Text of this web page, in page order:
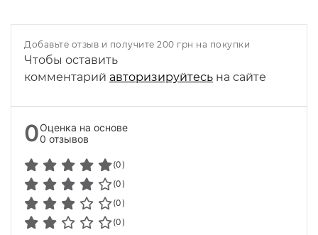
Добавьте отзыв и получите 200 грн на покупки
Чтобы оставить
комментарий авторизируйтесь на сайте
0Оценка на основе
0 отзывов
(0)
(0)
(0)
(0)